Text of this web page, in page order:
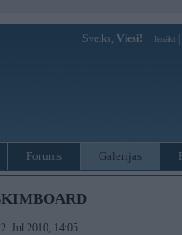
Sveiks, Viesi! Ienākt
Forums Galerijas
Jul 2010, 14:05